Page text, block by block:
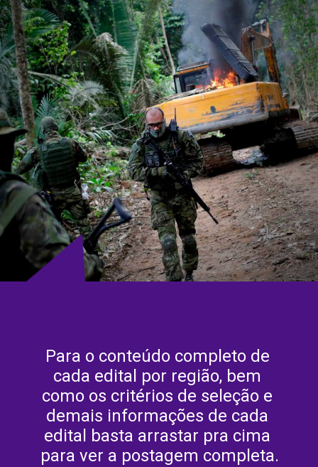
Para o conteúdo completo de
cada edital por região, bem
como os critérios de seleção e
demais informações de cada
edital basta arrastar pra cima
para ver a postagem completa.